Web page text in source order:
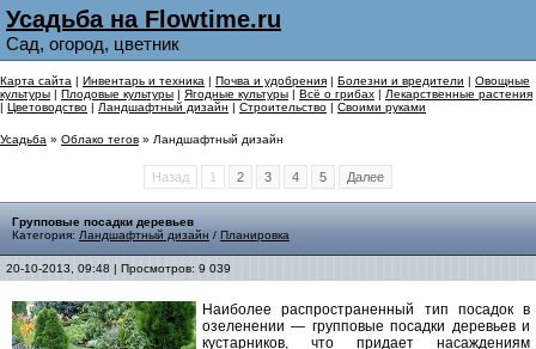
Усадьба на Flowtime.ru
Сад, огород, цветник
Карта сайта | Инвентарь и техника | Почва и удобрения | Болезни и вредители | Овощные
культуры | Плодовые культуры | Ягодные культуры | Всё о грибах | Лекарственные растения
| Цветоводство | Ландшафтный дизайн | Строительство | Своими руками
Усадьба » Облако тегов » Ландшафтный дизайн
Назад 1 2 3 4 5 Далее
Групповые посадки деревьев
Категория: Ландшафтный дизайн / Планировка
20-10-2013, 09:48 | Просмотров: 9 039
Наиболее распространенный тип посадок в
озеленении — групповые посадки деревьев и
кустарников, что придает насаждениям